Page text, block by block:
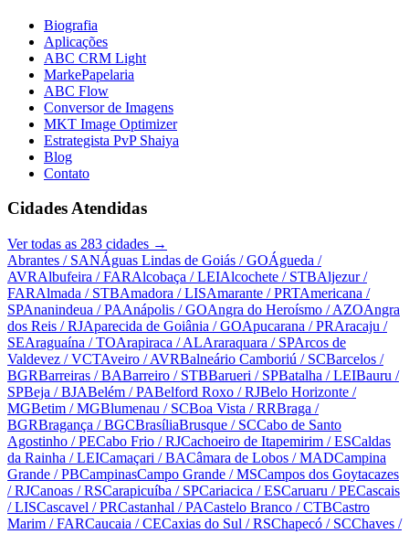
Biografia
Aplicações
ABC CRM Light
MarkePapelaria
ABC Flow
Conversor de Imagens
MKT Image Optimizer
Estrategista PvP Shaiya
Blog
Contato
Cidades Atendidas
Ver todas as 283 cidades →
Abrantes / SANÁguas Lindas de Goiás / GOÁgueda /
AVRAlbufeira / FARAlcobaça / LEIAlcochete / STBAljezur/
FARAlmada / STBAmadora / LISAmarante / PRTAmericana /
SPAnanindeua / PAAnápolis / GOAngra do Heroísmo / AZOAngra
dos Reis / RJAparecida de Goiânia / GOApucarana / PRAracaju /
SEAraguaína / TOArapiraca / ALAraraquara / SPArcos de
Valdevez / VCTAveiro / AVRBalneário Camboriú / SCBarcelos /
BGRBarreiras / BABarreiro / STBBarueri / SPBatalha / LEIBauru /
SPBeja / BJABelém / PABelford Roxo / RJBelo Horizonte /
MGBetim / MGBlumenau / SCBoa Vista / RRBraga /
BGRBragança / BGCBrasíliaBrusque / SCCabo de Santo
Agostinho / PECabo Frio / RJCachoeiro de Itapemirim / ESCaldas
da Rainha / LEICamaçari / BACâmara de Lobos / MADCampina
Grande / PBCampinasCampo Grande / MSCampos dos Goytacazes
/ RJCanoas / RSCarapicuíba / SPCariacica / ESCaruaru / PECascais
/ LISCascavel / PRCastanhal / PACastelo Branco / CTBCastro
Marim / FARCaucaia / CECaxias do Sul / RSChapecó / SCChaves /